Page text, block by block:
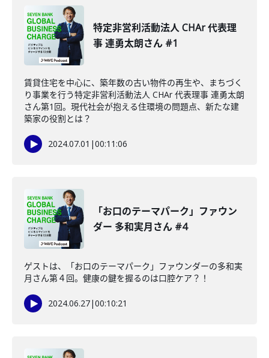
特定非営利活動法人 CHAr 代表理
事 連勇太朗さん #1
賃貸住宅を中心に、築年数の古い物件の再生や、まちづく
り事業を行う特定非営利活動法人 CHAr 代表理事 連勇太朗
さん第1回。現代社会が抱える住環境の問題点、新たな建
築家の役割とは？
2024.07.01 |00:11:06
「お口のテーマパーク」ファウン
ダー 多和実月さん #4
ゲストは、「お口のテーマパーク」ファウンダーの多和実
月さん第４回。健康の鍵を握るのは口腔ケア？！
2024.06.27|00:10:21